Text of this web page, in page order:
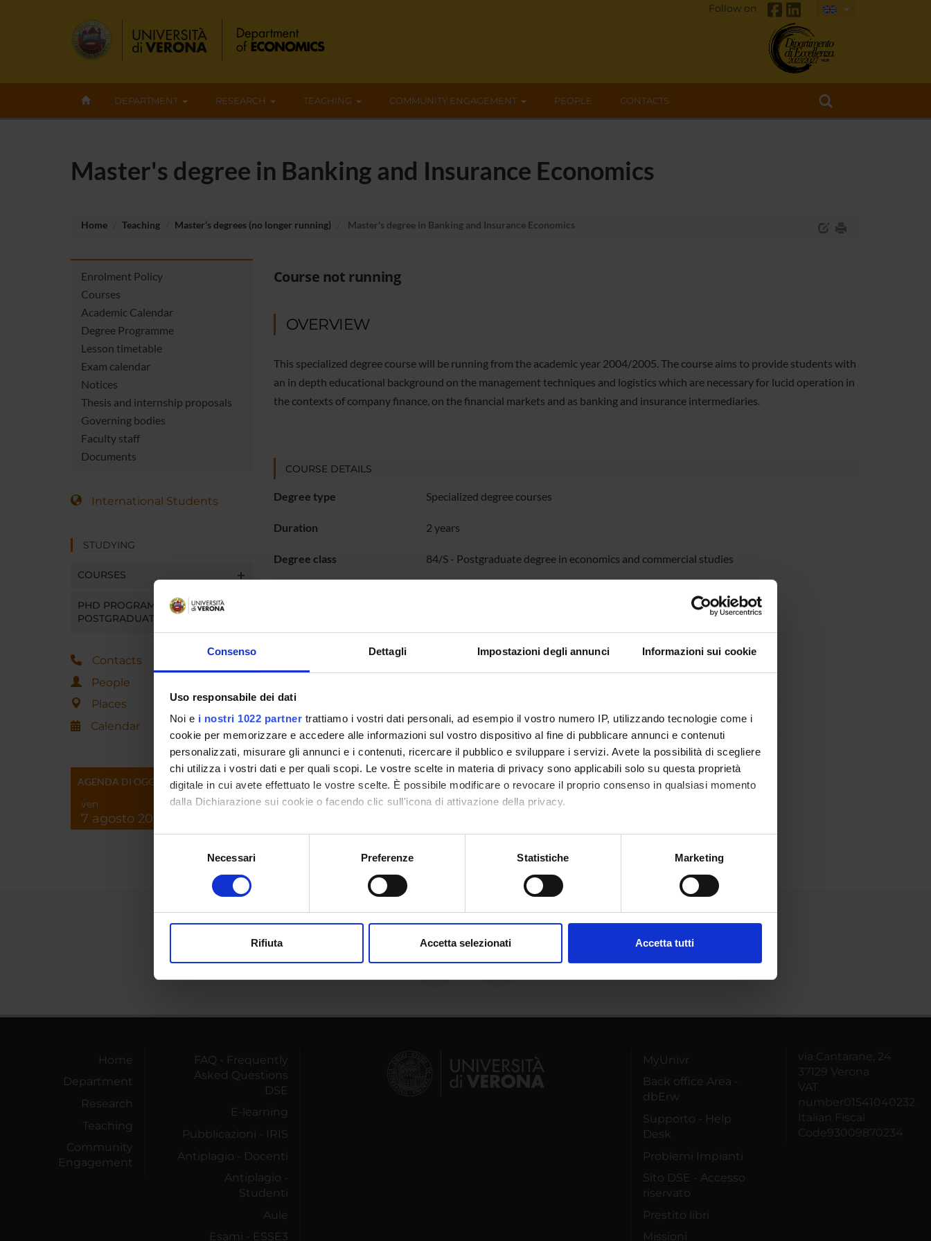
Consenso Dettagli Impostazioni degli annunci Informazioni sui cookie
Uso responsabile dei dati
Noi e i nostri 1022 partner trattiamo i vostri dati personali, ad esempio il vostro numero IP, utilizzando tecnologie come i
cookie per memorizzare e accedere alle informazioni sul vostro dispositivo al fine di pubblicare annunci e contenuti
personalizzati, misurare gli annunci e i contenuti, ricercare il pubblico e sviluppare i servizi. Avete la possibilità di scegliere
chi utilizza i vostri dati e per quali scopi. Le vostre scelte in materia di privacy sono applicabili solo su questa proprietà
digitale in cui avete effettuato le vostre scelte. È possibile modificare o revocare il proprio consenso in qualsiasi momento
dalla Dichiarazione sui cookie o facendo clic sull'icona di attivazione della privacy.
Con il tuo consenso, vorremmo anche:
raccogliere informazioni sulla tua posizione geografica, con un'approssimazione di qualche metro,
digitali).
modificare o ritirare il tuo consenso in qualsiasi momento dalla Dichiarazione sui cookie.
Necessari Preferenze Statistiche Marketing
Rifiuta Accetta selezionati Accetta tutti
Follow on
DEPARTMENT RESEARCH TEACHING COMMUNITY ENGAGEMENT PEOPLE CONTACTS
Master's degree in Banking and Insurance Economics
Home Teaching Master’s degrees (no longer running) Master's degree in Banking and Insurance Economics
Enrolment Policy
Courses
Academic Calendar
Degree Programme
Lesson timetable
Exam calendar
Notices
Thesis and internship proposals
Governing bodies
Faculty staff
Documents
International Students
STUDYING
COURSES
PHD PROGRAMMES AND
POSTGRADUATE TRAINING
Contacts
People
Places
Calendar
AGENDA DI OGGI
ven
7 agosto 2026
Course not running
OVERVIEW
This specialized degree course will be running from the academic year 2004/2005. The course aims to provide students with
an in depth educational background on the management techniques and logistics which are necessary for lucid operation in
the contexts of company finance, on the financial markets and as banking and insurance intermediaries.
COURSE DETAILS
Degree type Specialized degree courses
Duration 2 years
Degree class 84/S - Postgraduate degree in economics and commercial studies
Macro area Law and Economics
Subject area Economics
Share
Home
Department
Research
Teaching
Community
Engagement
FAQ - Frequently
Asked Questions
DSE
E-learning
Pubblicazioni - IRIS
Antiplagio - Docenti
Antiplagio -
Studenti
Aule
Esami - ESSE3
MyUnivr
Back office Area -
dbErw
Supporto - Help
Desk
Problemi Impianti
Sito DSE - Accesso
riservato
Prestito libri
Missioni
via Cantarane, 24
37129 Verona
VAT
number01541040232
Italian Fiscal
Code93009870234